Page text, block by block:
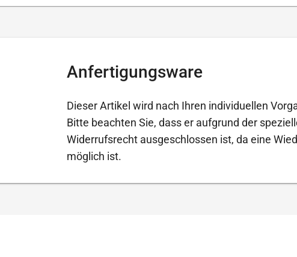
Anfertigungsware
Dieser Artikel wird nach Ihren individuellen
Bitte beachten Sie, dass er aufgrund der
Widerrufsrecht ausgeschlossen ist, da eine
möglich ist.